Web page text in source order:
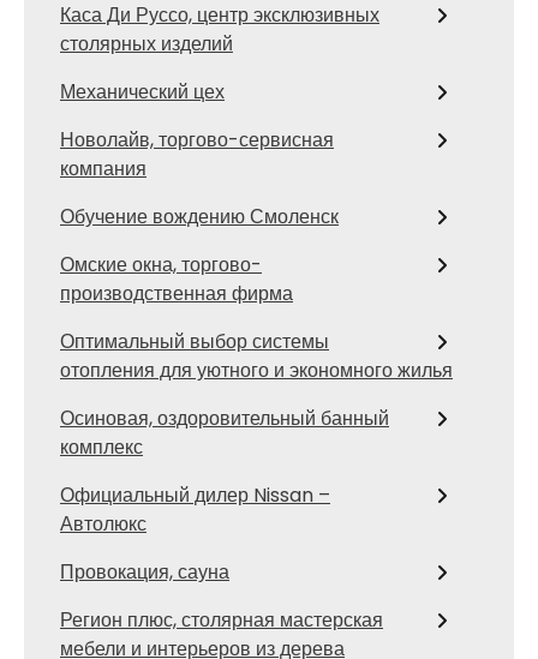
Каса Ди Руссо, центр эксклюзивных
столярных изделий
Механический цех
Новолайв, торгово-сервисная
компания
Обучение вождению Смоленск
Омские окна, торгово-
производственная фирма
Оптимальный выбор системы
отопления для уютного и экономного жилья
Осиновая, оздоровительный банный
комплекс
Официальный дилер Nissan –
Автолюкс
Провокация, сауна
Регион плюс, столярная мастерская
мебели и интерьеров из дерева